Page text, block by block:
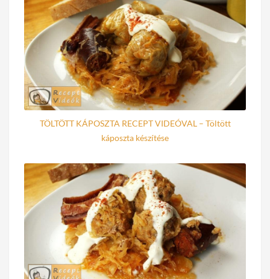
TÖLTÖTT KÁPOSZTA RECEPT VIDEÓVAL – Töltött
káposzta készítése